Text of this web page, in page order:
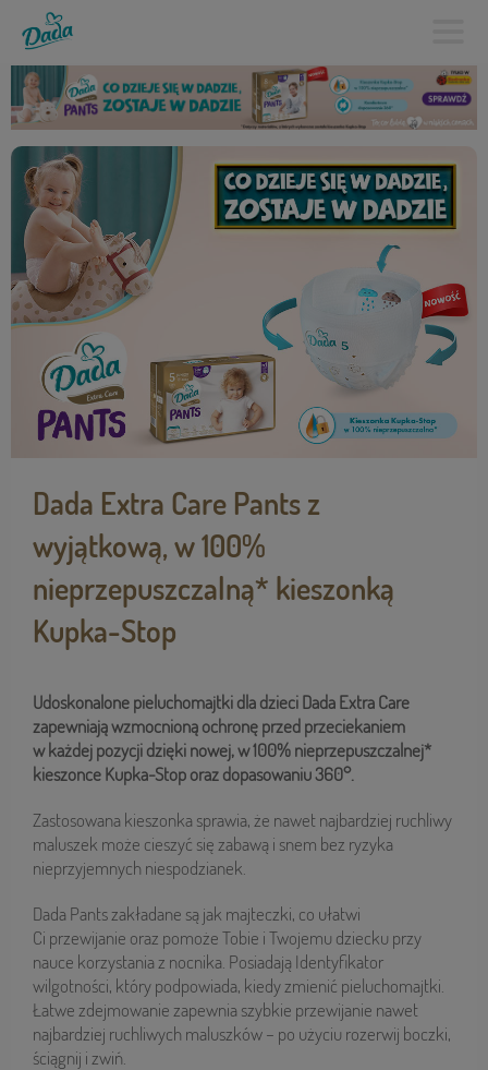
Dada Extra Care Pants z
wyjątkową, w 100%
nieprzepuszczalną* kieszonką
Kupka-Stop
Udoskonalone pieluchomajtki dla dzieci Dada Extra Care
zapewniają wzmocnioną ochronę przed przeciekaniem
w każdej pozycji dzięki nowej, w 100% nieprzepuszczalnej*
kieszonce Kupka-Stop oraz dopasowaniu 360°.
Zastosowana kieszonka sprawia, że nawet najbardziej ruchliwy
maluszek może cieszyć się zabawą i snem bez ryzyka
nieprzyjemnych niespodzianek.
Dada Pants zakładane są jak majteczki, co ułatwi
Ci przewijanie oraz pomoże Tobie i Twojemu dziecku przy
nauce korzystania z nocnika. Posiadają Identyfikator
wilgotności, który podpowiada, kiedy zmienić pieluchomajtki.
Łatwe zdejmowanie zapewnia szybkie przewijanie nawet
najbardziej ruchliwych maluszków – po użyciu rozerwij boczki,
ściągnij i zwiń.